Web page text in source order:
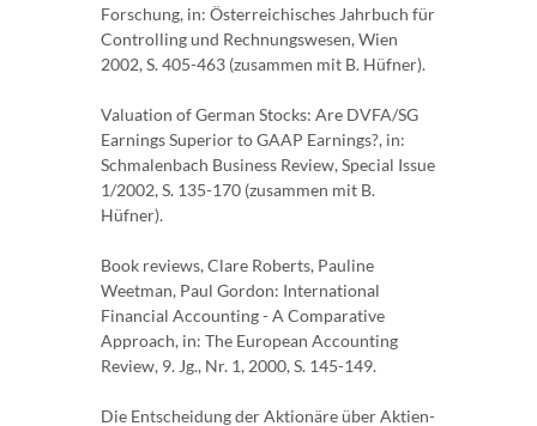
Forschung, in: Österreichisches Jahrbuch für
Controlling und Rechnungswesen, Wien
2002, S. 405-463 (zusammen mit B. Hüfner).
Valuation of German Stocks: Are DVFA/SG
Earnings Superior to GAAP Earnings?, in:
Schmalenbach Business Review, Special Issue
1/2002, S. 135-170 (zusammen mit B.
Hüfner).
Book reviews, Clare Roberts, Pauline
Weetman, Paul Gordon: International
Financial Accounting - A Comparative
Approach, in: The European Accounting
Review, 9. Jg., Nr. 1, 2000, S. 145-149.
Die Entscheidung der Aktionäre über Aktien-